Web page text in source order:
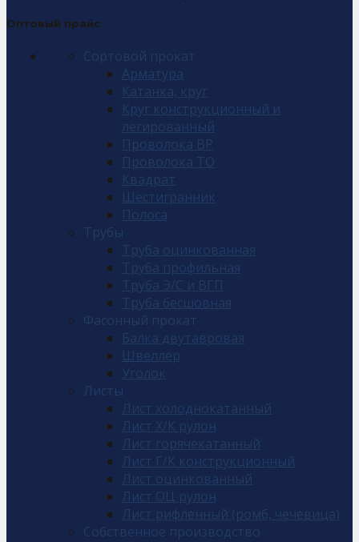
Оптовый прайс
Сортовой прокат
Арматура
Катанка, круг
Круг конструкционный и
легированный
Проволока ВР
Проволока ТО
Квадрат
Шестигранник
Полоса
Трубы
Труба оцинкованная
Труба профильная
Труба Э/С и ВГП
Труба бесшовная
Фасонный прокат
Балка двутавровая
Швеллер
Уголок
Листы
Лист холоднокатанный
Лист Х/К рулон
Лист горячекатанный
Лист Г/К конструкционный
Лист оцинкованный
Лист ОЦ рулон
Лист рифленный (ромб, чечевица)
Собственное производство